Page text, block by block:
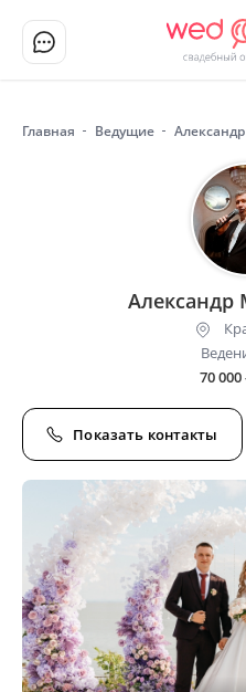
Главная Ведущие
Александр
70 000
Показать контакты